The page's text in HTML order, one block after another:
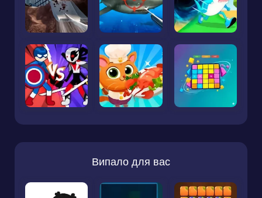
Випало для вас